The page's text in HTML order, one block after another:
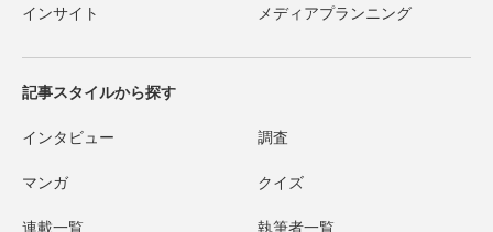
インサイト メディアプランニング
記事スタイルから探す
インタビュー 調査
マンガ クイズ
連載一覧 執筆者一覧